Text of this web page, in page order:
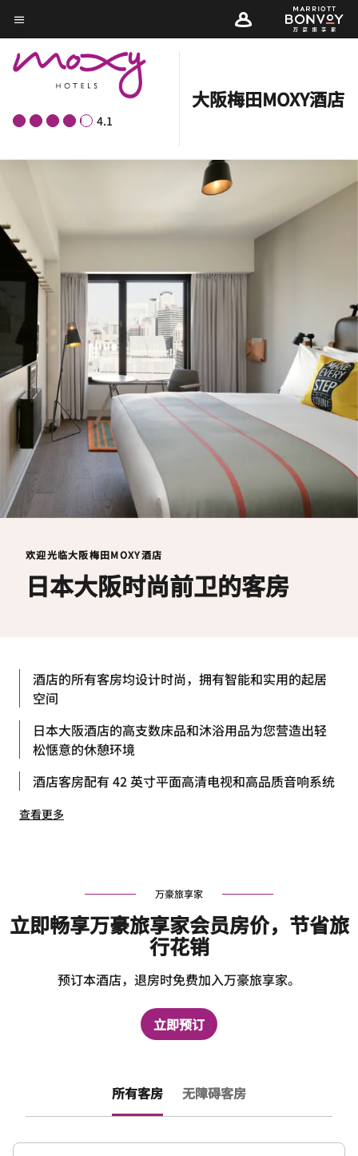
Skip
to
main
content
菜单文本
4.1
大阪梅田MOXY酒店
欢迎光临大阪梅田MOXY酒店
日本大阪时尚前卫的客房
酒店的所有客房均设计时尚，拥有智能和实用的起居
空间
日本大阪酒店的高支数床品和沐浴用品为您营造出轻
松惬意的休憩环境
酒店客房配有 42 英寸平面高清电视和高品质音响系统
查看更多
万豪旅享家
立即畅享万豪旅享家会员房价，节省旅
行花销
预订本酒店，退房时免费加入万豪旅享家。
立即预订
所有客房 无障碍客房